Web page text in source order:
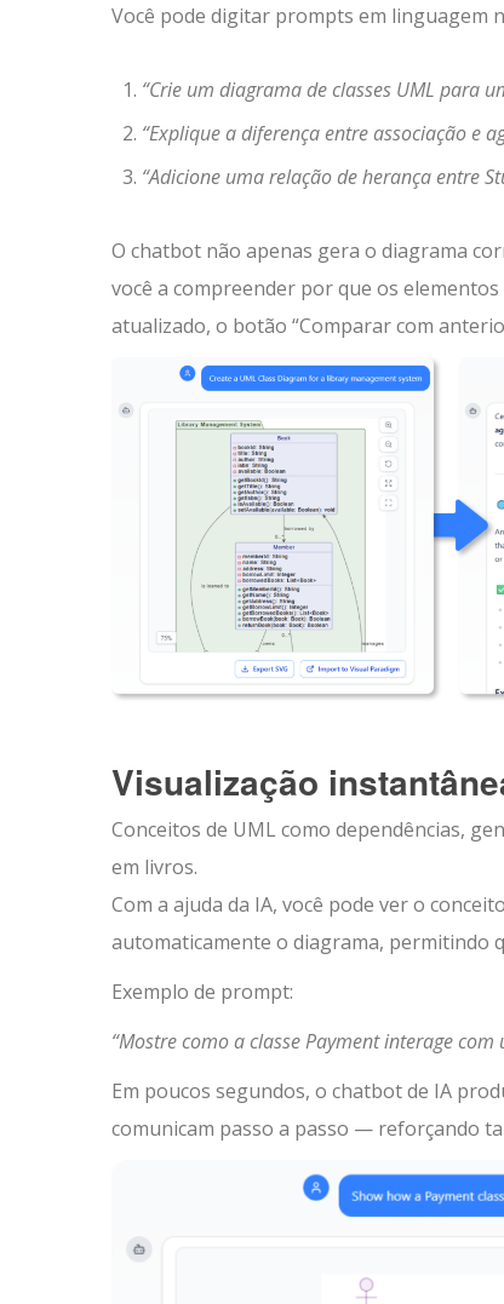
Você pode digitar prompts em linguagem
“Crie um diagrama de classes UML para
“Explique a diferença entre associação e
“Adicione uma relação de herança entre
O chatbot não apenas gera o diagrama
você a compreender por que os
atualizado, o botão “Comparar com
Visualização
Conceitos de UML como dependências,
em livros.
Com a ajuda da IA, você pode ver o
automaticamente o diagrama, permitindo
Exemplo de prompt:
“Mostre como a classe Payment interage
Em poucos segundos, o chatbot de IA
comunicam passo a passo — reforçando